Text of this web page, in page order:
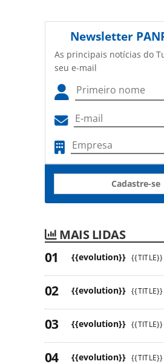
Newsletter
As principais notícias do
seu e-mail
Cadastre-se
MAIS LIDAS
{{evolution}} {{TITLE}}
{{evolution}} {{TITLE}}
{{evolution}} {{TITLE}}
{{evolution}} {{TITLE}}